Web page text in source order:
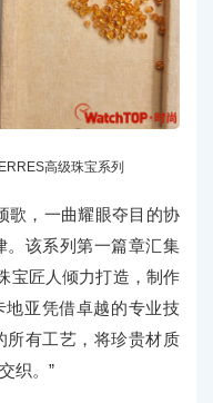
高级珠宝系列
歌，一曲耀眼夺目的协
。该系列第一篇章汇集
宝匠人倾力打造，制作
地亚凭借卓越的专业技
所有工艺，将珍贵材质
织。”